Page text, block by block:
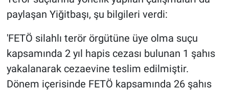
paylaşan Yiğitbaşı, şu bilgileri verdi:
'FETÖ silahlı terör örgütüne üye olma suçu
kapsamında 2 yıl hapis cezası bulunan 1 şahıs
yakalanarak cezaevine teslim edilmiştir.
Dönem içerisinde FETÖ kapsamında 26 şahıs